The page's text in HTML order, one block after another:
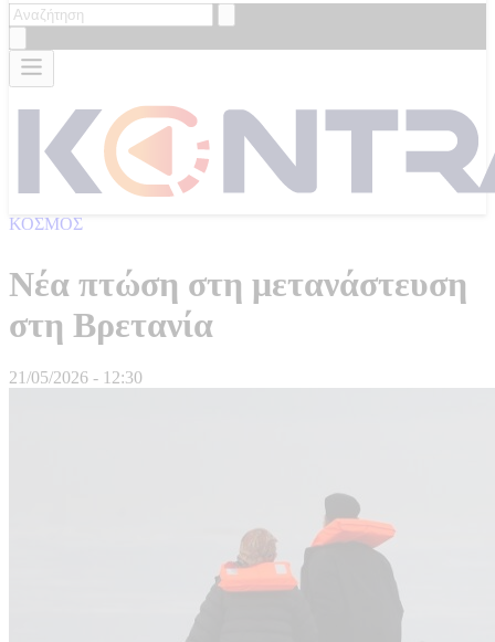
ΚΟΣΜΟΣ
Νέα πτώση στη μετανάστευση
στη Βρετανία
21/05/2026 - 12:30